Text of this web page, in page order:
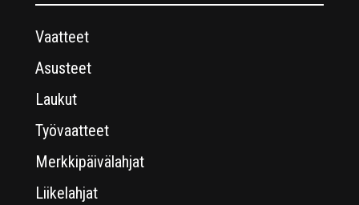
Vaatteet
Asusteet
Laukut
Työvaatteet
Merkkipäivälahjat
Liikelahjat